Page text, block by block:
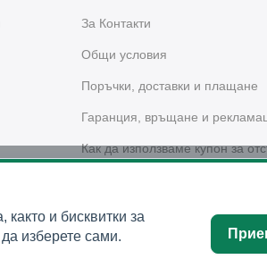
За Контакти
Общи условия
Поръчки, доставки и плащане
Гаранция, връщане и
Как да използваме купон за
и бисквитки за
изберете сами.